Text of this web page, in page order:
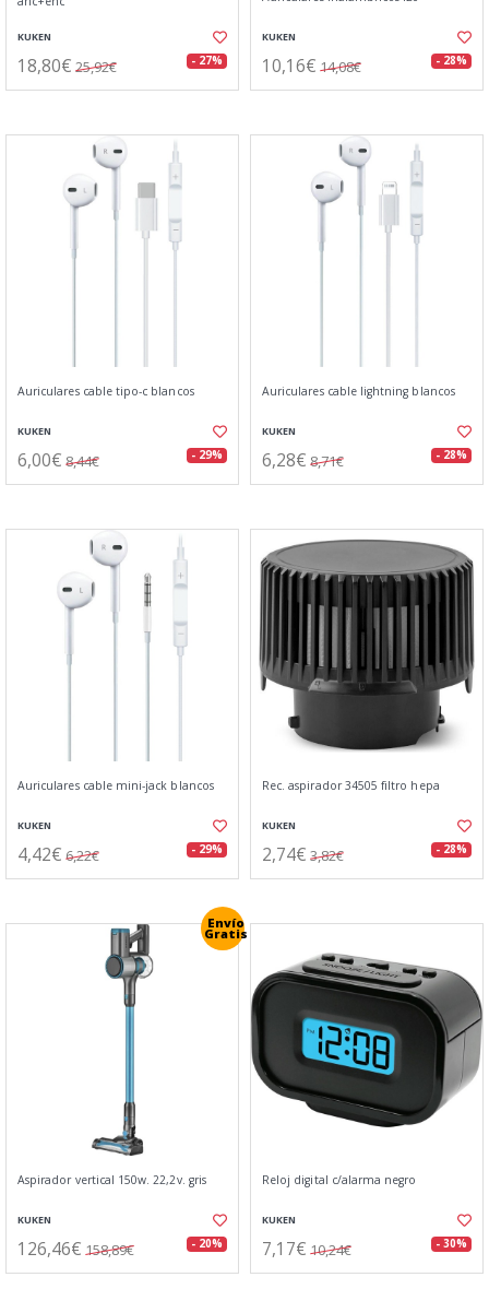
KUKEN
18,80€ 25,92€ - 27%
KUKEN
10,16€ 14,08€ - 28%
Auriculares cable tipo-c blancos
KUKEN
6,00€ 8,44€ - 29%
Auriculares cable lightning blancos
KUKEN
6,28€ 8,71€ - 28%
Auriculares cable mini-jack blancos
KUKEN
4,42€ 6,22€ - 29%
Rec. aspirador 34505 filtro hepa
KUKEN
2,74€ 3,82€ - 28%
Envío
Gratis
Aspirador vertical 150w. 22,2v. gris
KUKEN
126,46€ 158,89€ - 20%
Reloj digital c/alarma negro
KUKEN
7,17€ 10,24€ - 30%